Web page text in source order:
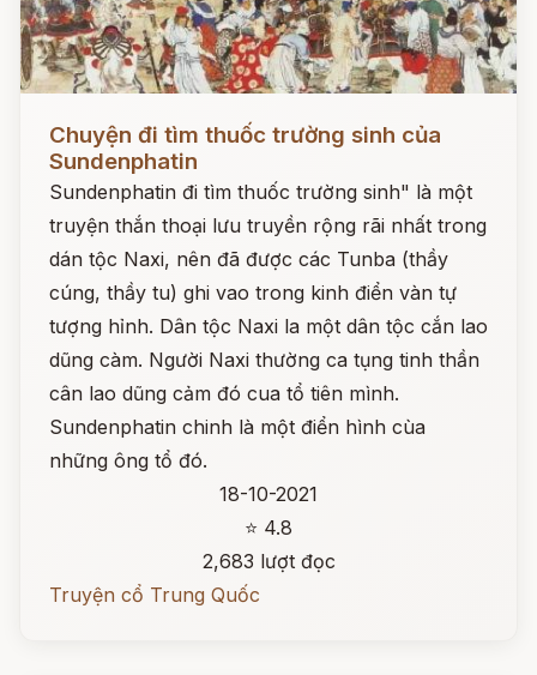
Chuyện đi tìm thuốc trường sinh của
Sundenphatin
Sundenphatin đi tìm thuốc trường sinh" là một
truyện thắn thoại lưu truyền rộng rãi nhất trong
dán tộc Naxi, nên đã được các Tunba (thầy
cúng, thầy tu) ghi vao trong kinh điển vàn tự
tượng hỉnh. Dân tộc Naxi la một dân tộc cắn lao
dũng càm. Người Naxi thường ca tụng tinh thần
cân lao dũng cảm đó cua tổ tiên mình.
Sundenphatin chinh là một điển hình cùa
những ông tổ đó.
18-10-2021
⭐ 4.8
2,683 lượt đọc
Truyện cổ Trung Quốc